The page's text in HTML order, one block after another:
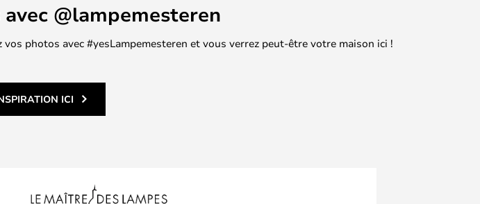
@lampemesteren
photos avec #yesLampemesteren et vous verrez peut-être votre maison ici !
ICI